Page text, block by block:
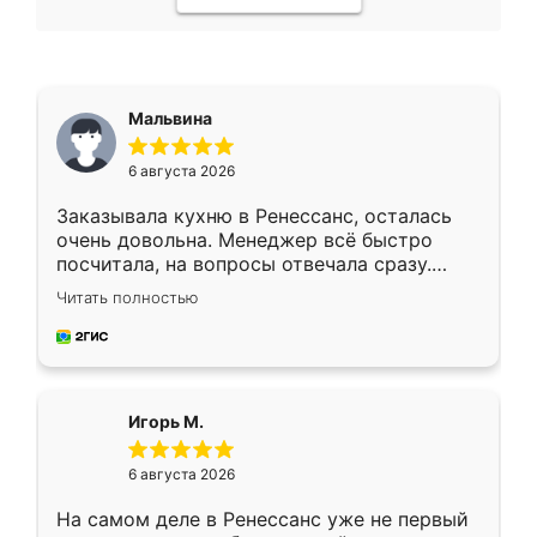
Мальвина
6 августа 2026
Заказывала кухню в Ренессанс, осталась
очень довольна. Менеджер всё быстро
посчитала, на вопросы отвечала сразу.
Замерщик приехал в субботу, подошёл к
делу со всей ответственностью. Собрали
за день, ребята работали аккуратно, даже
Читать полностью
Игорь М.
6 августа 2026
На самом деле в Ренессанс уже не первый